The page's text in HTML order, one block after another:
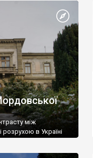
між
розрухою в Україні